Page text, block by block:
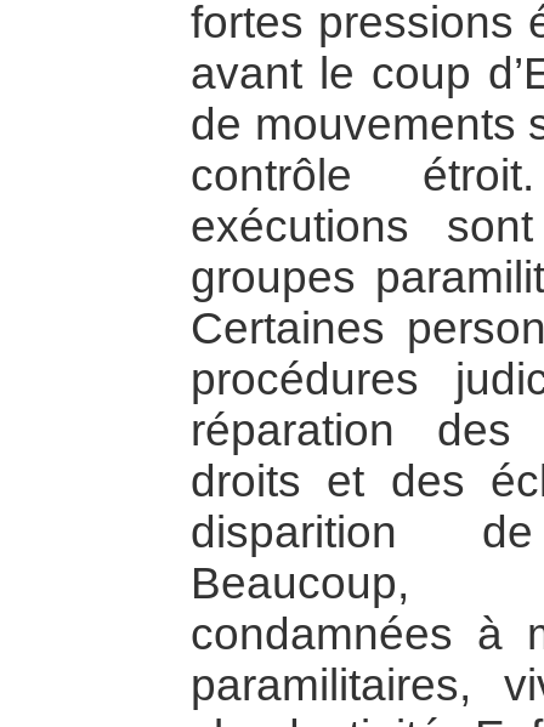
fortes pressions
avant le coup
de mouvements
contrôle
exécutions
groupes
Certaines
procédures
réparation
droits et des
disparition
Beaucoup,
condamnées à
paramilitaires,